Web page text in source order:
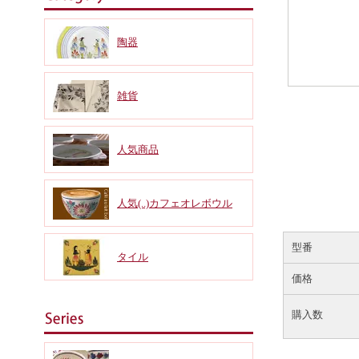
型番
価格
購入数
陶器
雑貨
人気商品
人気(..)カフェオレボウル
タイル